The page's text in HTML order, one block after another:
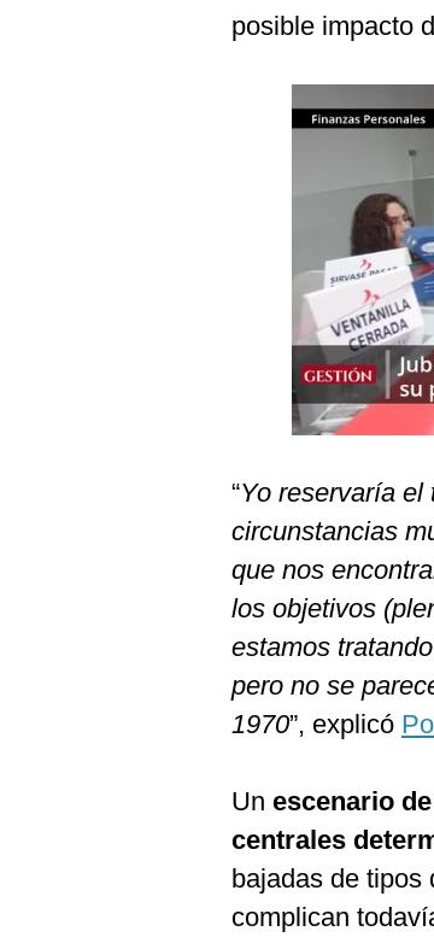
posible impacto
“Yo reservaría el
circunstancias
que nos
los objetivos
estamos
pero no se
1970”, explicó
Un escenario de
centrales
bajadas de tipos
complican